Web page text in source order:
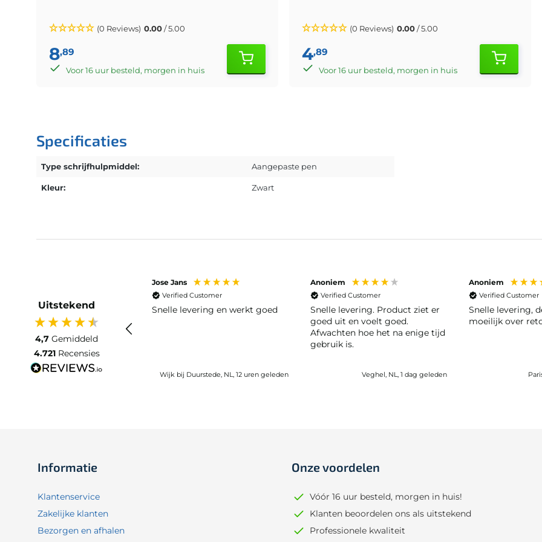
(0 Reviews) 0.00/ 5.00
8,89
Voor 16 uur besteld, morgen in huis
(0 Reviews) 0.00/ 5.00
4,89
Voor 16 uur besteld, morgen in huis
Specificaties
Type schrijfhulpmiddel: Aangepaste pen
Kleur: Zwart
Uitstekend
4,7 Gemiddeld
4.721 Recensies
Jose Jans
Verified Customer
Snelle levering en werkt goed
Wijk bij Duurstede, NL, 12 uren geleden
Anoniem
Verified Customer
Snelle levering. Product ziet er
goed uit en voelt goed.
Afwachten hoe het na enige tijd
gebruik is.
Veghel, NL, 1 dag geleden
Anoniem
Verified Customer
Snelle levering, deden niet
moeilijk over
Informatie
Klantenservice
Zakelijke klanten
Bezorgen en afhalen
Onze voordelen
Vóór 16 uur besteld, morgen in huis!
Klanten beoordelen ons als uitstekend
Professionele kwaliteit